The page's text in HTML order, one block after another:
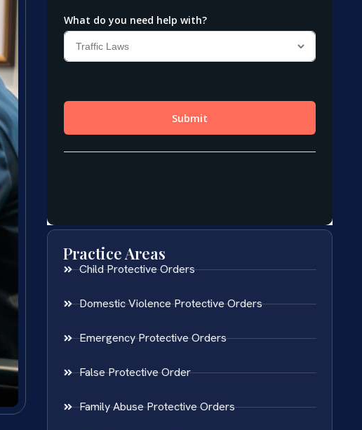
Practice Areas
Child Protective Orders
Domestic Violence Protective Orders
Emergency Protective Orders
False Protective Order
Family Abuse Protective Orders